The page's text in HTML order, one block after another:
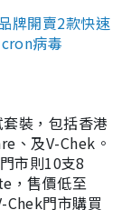
牌開賣2款快速
病毒
裝，包括香港
、及V-Chek。
市則10支8
，售價低至
Chek門市購買